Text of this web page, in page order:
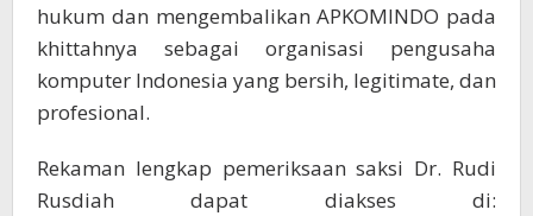
hukum dan mengembalikan APKOMINDO pada
khittahnya sebagai organisasi pengusaha
komputer Indonesia yang bersih, legitimate, dan
profesional.
Rekaman lengkap pemeriksaan saksi Dr. Rudi
Rusdiah dapat diakses di: